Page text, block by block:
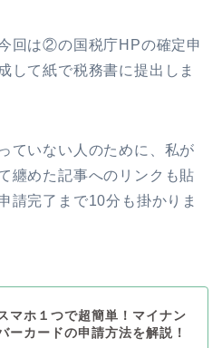
回は②の国税庁HPの確定申
して紙で税務書に提出しま
ていない人のために、私が
纏めた記事へのリンクも貼
請完了まで10分も掛かりま
マホ１つで超簡単！マイナン
ーカードの申請方法を解説！